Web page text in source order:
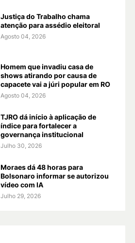
Justiça do Trabalho chama
atenção para assédio eleitoral
Agosto 04, 2026
Homem que invadiu casa de
shows atirando por causa de
capacete vai a júri popular em RO
Agosto 04, 2026
TJRO dá início à aplicação de
índice para fortalecer a
governança institucional
Julho 30, 2026
Moraes dá 48 horas para
Bolsonaro informar se autorizou
vídeo com IA
Julho 29, 2026